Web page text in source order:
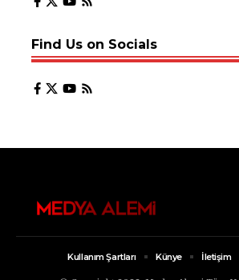
Find Us on Socials
Kullanım Şartları Künye İletişim